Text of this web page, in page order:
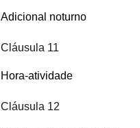
Adicional noturno
Cláusula 11
Hora-atividade
Cláusula 12